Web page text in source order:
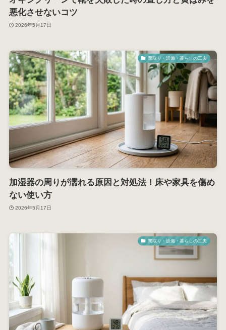
悪化させないコツ
2026年5月17日
間取り・設備・暮らしの工夫
加湿器の周りが濡れる原因と対処法！床や家具を傷め
ない使い方
2026年5月17日
間取り・設備・暮らしの工夫